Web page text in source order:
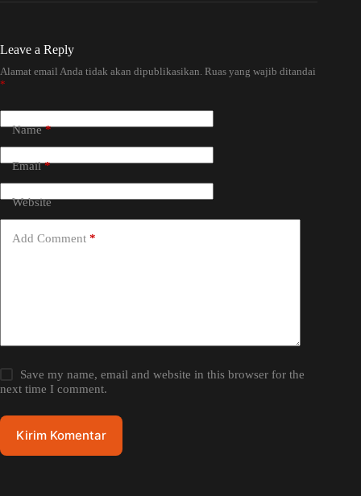
Leave a Reply
Alamat email Anda tidak akan dipublikasikan. Ruas yang wajib ditandai
*
Name*
Email*
Website
Add Comment *
Save my name, email and website in this browser for the
next time I comment.
Kirim Komentar